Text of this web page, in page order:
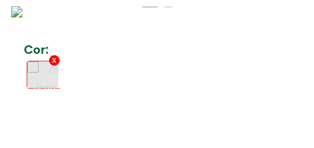
Cor: